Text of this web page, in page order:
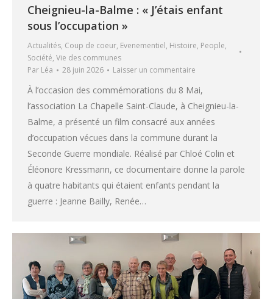
Cheignieu-la-Balme : « J’étais enfant
sous l’occupation »
Actualités, Coup de coeur, Evenementiel, Histoire, People,
Société, Vie des communes
Par Léa 28 juin 2026 Laisser un commentaire
À l’occasion des commémorations du 8 Mai,
l’association La Chapelle Saint-Claude, à Cheignieu-la-
Balme, a présenté un film consacré aux années
d’occupation vécues dans la commune durant la
Seconde Guerre mondiale. Réalisé par Chloé Colin et
Éléonore Kressmann, ce documentaire donne la parole
à quatre habitants qui étaient enfants pendant la
guerre : Jeanne Bailly, Renée…